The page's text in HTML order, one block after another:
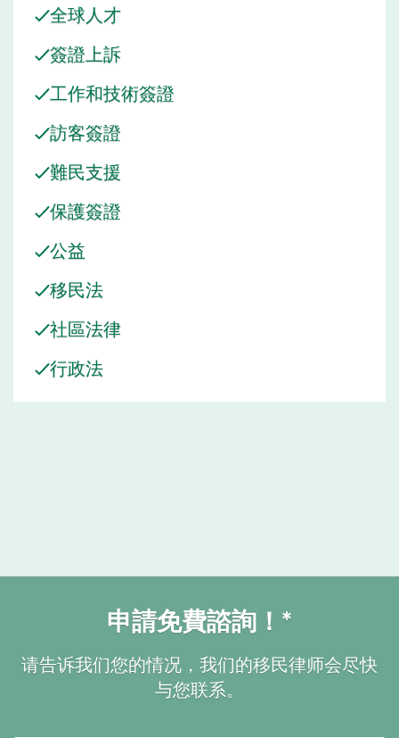
全球人才
簽證上訴
工作和技術簽證
訪客簽證
難民支援
保護簽證
公益
移民法
社區法律
行政法
申請免費諮詢！*
请告诉我们您的情况，我们的移民律师会尽快
与您联系。